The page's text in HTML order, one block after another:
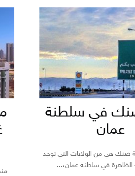
في سلطنة
عمان
ضنك هي من الولايات التي توجد
في سلطنة عمان،...